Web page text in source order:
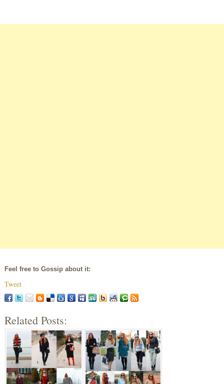
Feel free to Gossip about it:
Tweet
Related Posts: